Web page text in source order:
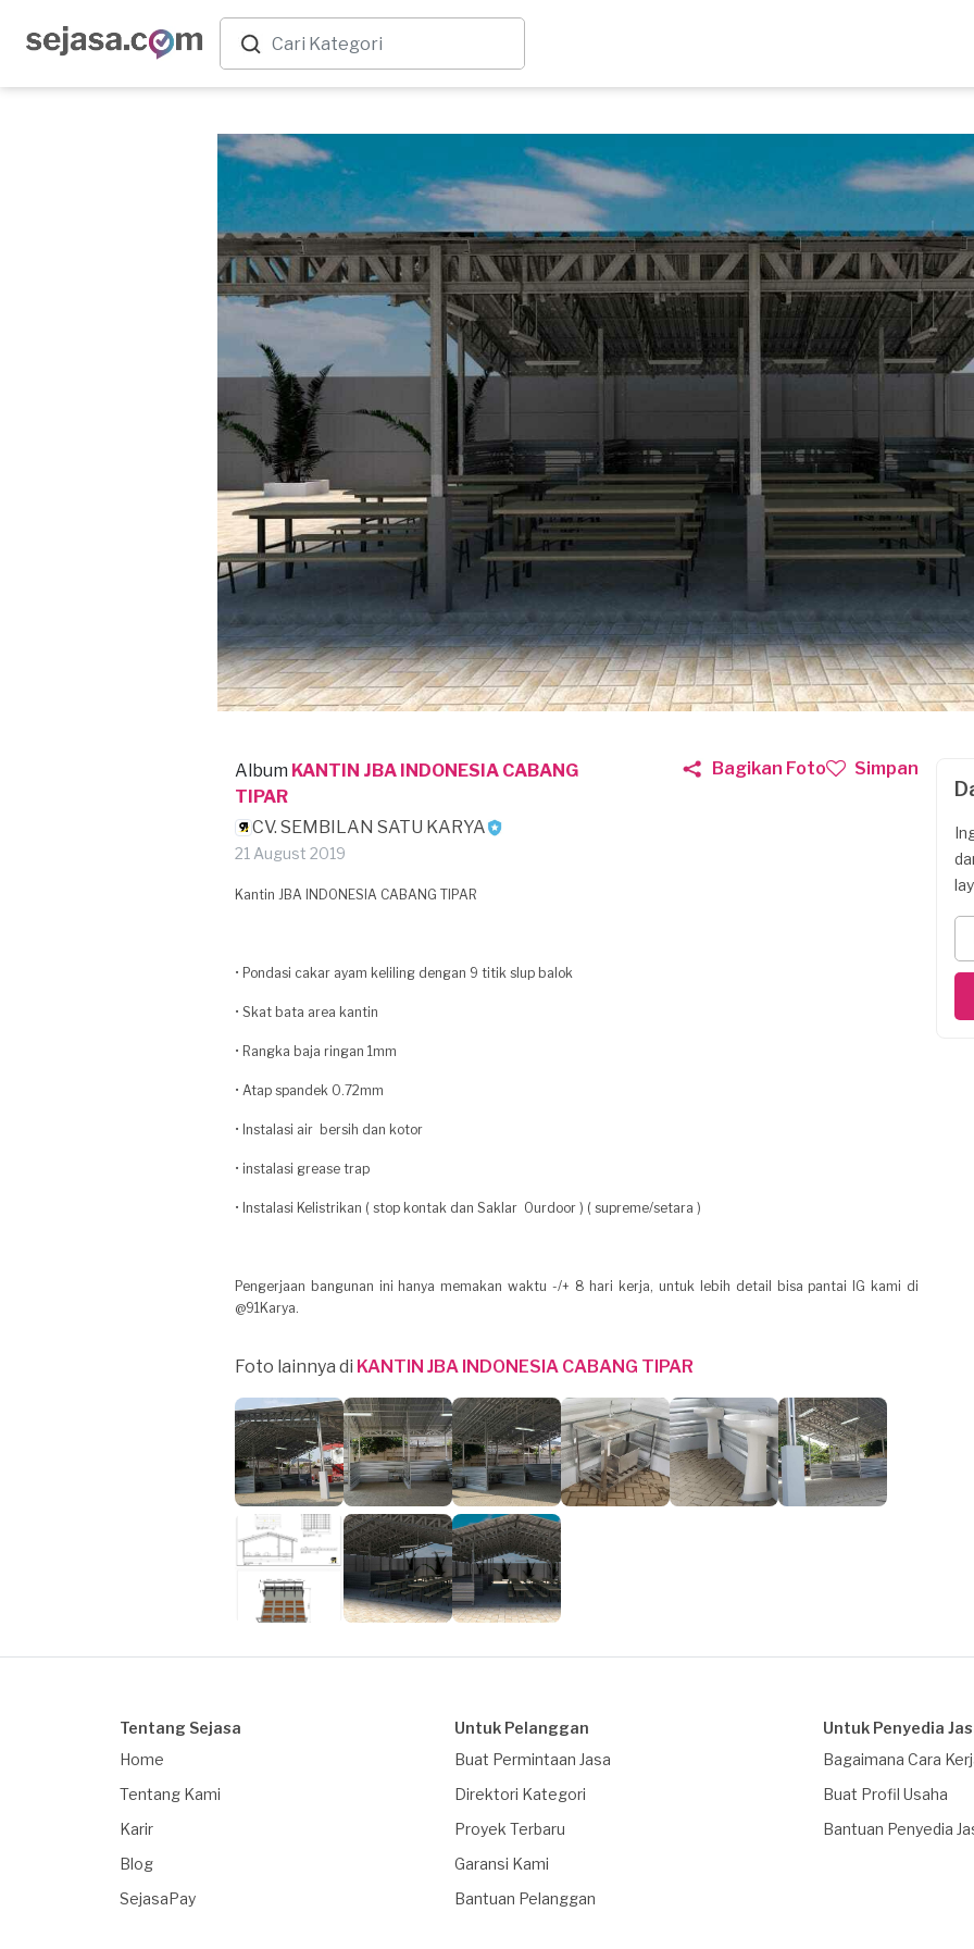
Album KANTIN JBA INDONESIA CABANG
TIPAR
CV. SEMBILAN SATU KARYA
21 August 2019
Bagikan Foto Simpan
Kantin JBA INDONESIA CABANG TIPAR
• Pondasi cakar ayam keliling dengan 9 titik slup balok
• Skat bata area kantin
• Rangka baja ringan 1mm
• Atap spandek 0.72mm
• Instalasi air bersih dan kotor
• instalasi grease trap
• Instalasi Kelistrikan ( stop kontak dan Saklar Ourdoor ) ( supreme/setara )
Pengerjaan bangunan ini hanya memakan waktu -/+ 8 hari kerja, untuk lebih detail bisa pantai IG kami di
@91Karya.
Foto lainnya di KANTIN JBA INDONESIA CABANG TIPAR
Tentang Sejasa
Home
Tentang Kami
Karir
Blog
SejasaPay
Untuk Pelanggan
Buat Permintaan Jasa
Direktori Kategori
Proyek Terbaru
Garansi Kami
Bantuan Pelanggan
Untuk Penyedia
Bagaimana Cara
Buat Profil Usaha
Bantuan Penyedia